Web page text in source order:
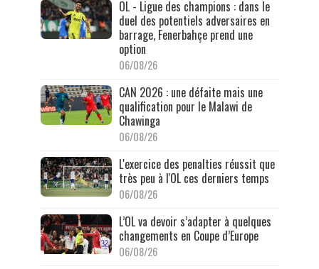
OL - Ligue des champions : dans le
duel des potentiels adversaires en
barrage, Fenerbahçe prend une
option
06/08/26
CAN 2026 : une défaite mais une
qualification pour le Malawi de
Chawinga
06/08/26
L'exercice des penalties réussit que
très peu à l'OL ces derniers temps
06/08/26
L’OL va devoir s’adapter à quelques
changements en Coupe d’Europe
06/08/26